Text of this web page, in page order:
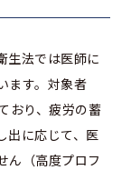
生法では医師に
ます。対象者
おり、疲労の蓄
出に応じて、医
ん（高度プロフ